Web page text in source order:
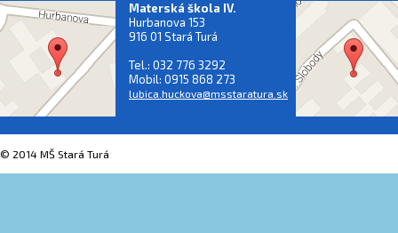
Materská škola IV.
Hurbanova 153
916 01 Stará Turá
Tel.: 032 776 3292
Mobil: 0915 868 273
lubica.huckova@msstaratura.sk
© 2014 MŠ Stará Turá